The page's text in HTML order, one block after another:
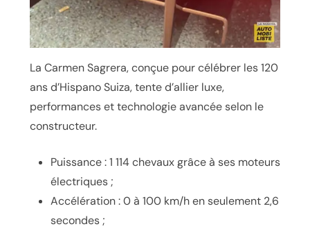
La Carmen Sagrera, conçue pour célébrer les 120
ans d’Hispano Suiza, tente d’allier luxe,
performances et technologie avancée selon le
constructeur.
Puissance : 1 114 chevaux grâce à ses moteurs
électriques ;
Accélération : 0 à 100 km/h en seulement 2,6
secondes ;